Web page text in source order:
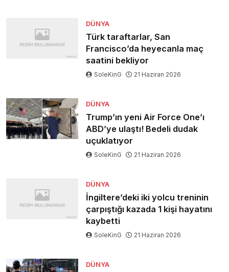
DÜNYA
Türk taraftarlar, San
Francisco’da heyecanla maç
saatini bekliyor
SoleKinG 21 Haziran 2026
DÜNYA
Trump’ın yeni Air Force One’ı
ABD’ye ulaştı! Bedeli dudak
uçuklatıyor
SoleKinG 21 Haziran 2026
DÜNYA
İngiltere’deki iki yolcu treninin
çarpıştığı kazada 1 kişi hayatını
kaybetti
SoleKinG 21 Haziran 2026
DÜNYA